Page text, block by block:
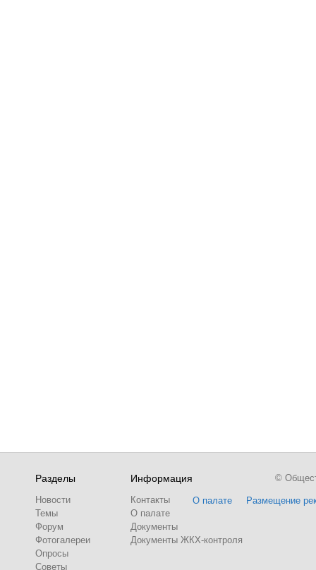
Разделы
Новости
Темы
Форум
Фотогалереи
Опросы
Советы
Информация
Контакты
О палате
Документы
Документы ЖКХ-контроля
О палате Размещение
©